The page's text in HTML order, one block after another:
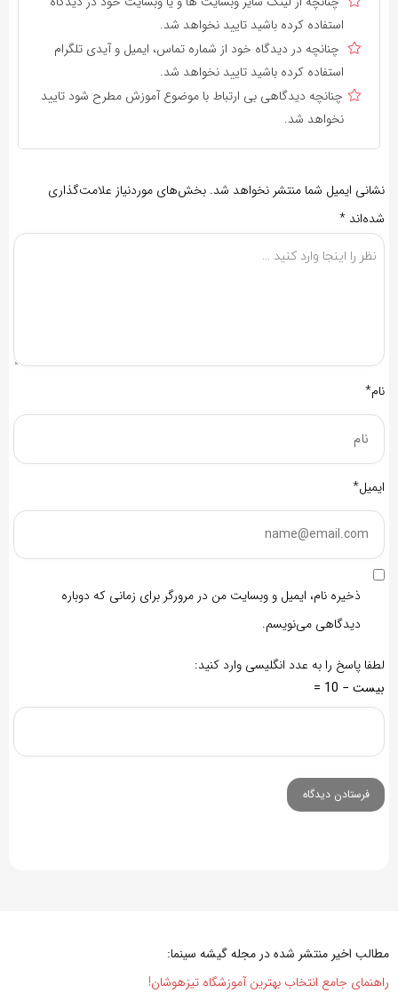
استفاده کرده باشید تایید نخواهد شد.
چنانچه در دیدگاه خود از شماره تماس، ایمیل و آیدی تلگرام
استفاده کرده باشید تایید نخواهد شد.
چنانچه دیدگاهی بی ارتباط با موضوع آموزش مطرح شود تایید
نخواهد شد.
نشانی ایمیل شما منتشر نخواهد شد. بخش‌های موردنیاز علامت‌گذاری
شده‌اند *
نام*
ایمیل*
ذخیره نام، ایمیل و وبسایت من در مرورگر برای زمانی که دوباره
دیدگاهی می‌نویسم.
لطفا پاسخ را به عدد انگلیسی وارد کنید:
بیست − 10 =
مطالب اخیر منتشر شده در مجله گیشه سینما:
راهنمای جامع انتخاب بهترین آموزشگاه تیزهوشان!